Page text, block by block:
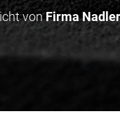
vonFirma